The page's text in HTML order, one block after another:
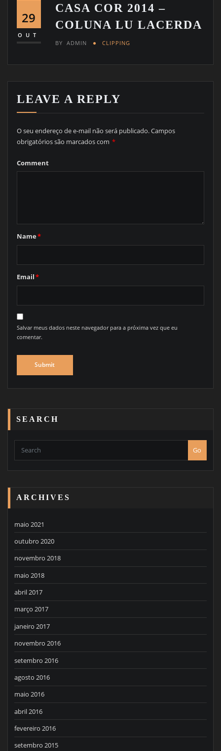
29
OUT
CASA COR 2014 –
COLUNA LU LACERDA
BY ADMIN CLIPPING
LEAVE A REPLY
O seu endereço de e-mail não será publicado.Campos
obrigatórios são marcados com *
Comment
Name*
Email*
Salvar meus dados neste navegador para a próxima vez que eu
comentar.
SEARCH
Go
ARCHIVES
maio 2021
outubro 2020
novembro 2018
maio 2018
abril 2017
março 2017
janeiro 2017
novembro 2016
setembro 2016
agosto 2016
maio 2016
abril 2016
fevereiro 2016
setembro 2015